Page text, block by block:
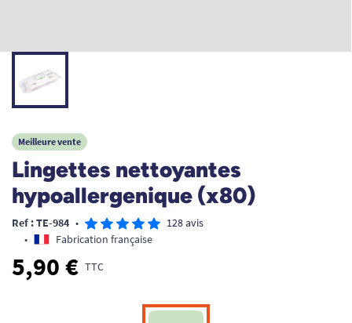
Meilleure vente
Lingettes nettoyantes
hypoallergenique (x80)
Ref : TE-984 •
128 avis
•
Fabrication française
5,90 € TTC